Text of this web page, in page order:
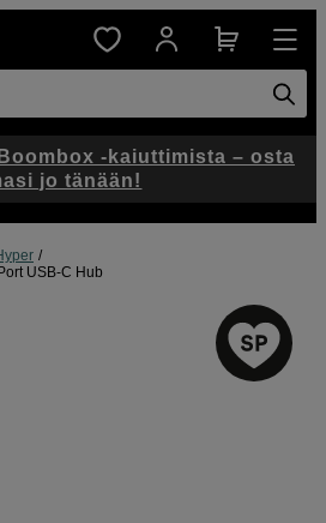
USB-C Hub
-kaiuttimista – osta
jo tänään!